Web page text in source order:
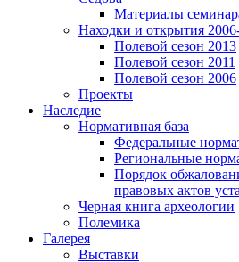
Материалы
Находки и открытия
Полевой сезон 2013
Полевой сезон 2011
Полевой сезон 2006
Проекты
Наследие
Нормативная база
Федеральные
Региональные
Порядок
правовых актов
Черная книга археологии
Полемика
Галерея
Выставки